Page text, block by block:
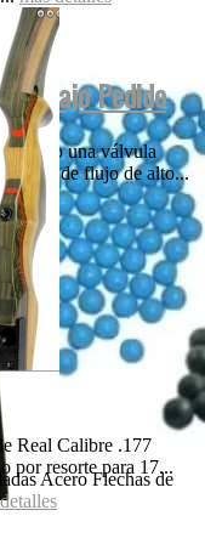
Bajo Pedido
una válvula
de flujo de alto...
Real Calibre .177
por resorte para 17...
Acero Flechas de